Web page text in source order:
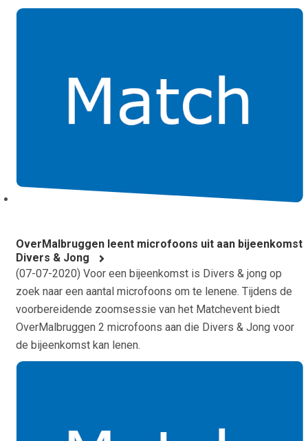
OverMalbruggen leent microfoons uit aan bijeenkomst
Divers & Jong
(07-07-2020) Voor een bijeenkomst is Divers & jong op
zoek naar een aantal microfoons om te lenene. Tijdens de
voorbereidende zoomsessie van het Matchevent biedt
OverMalbruggen 2 microfoons aan die Divers & Jong voor
de bijeenkomst kan lenen.